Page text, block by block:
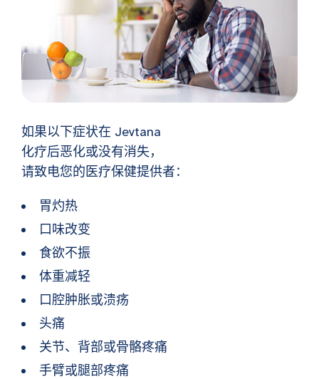
如果以下症状在 Jevtana
化疗后恶化或没有消失，
请致电您的医疗保健提供者：
胃灼热
口味改变
食欲不振
体重减轻
口腔肿胀或溃疡
头痛
关节、背部或骨骼疼痛
手臂或腿部疼痛